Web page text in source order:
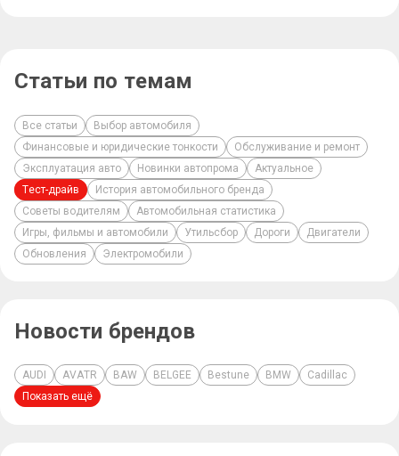
Статьи по темам
Все статьи
Выбор автомобиля
Финансовые и юридические тонкости
Обслуживание и ремонт
Эксплуатация авто
Новинки автопрома
Актуальное
Тест-драйв
История автомобильного бренда
Советы водителям
Автомобильная статистика
Игры, фильмы и автомобили
Утильсбор Дороги
Двигатели
Обновления
Электромобили
Новости брендов
AUDI AVATR BAW BELGEE Bestune BMW
Cadillac
Показать ещё